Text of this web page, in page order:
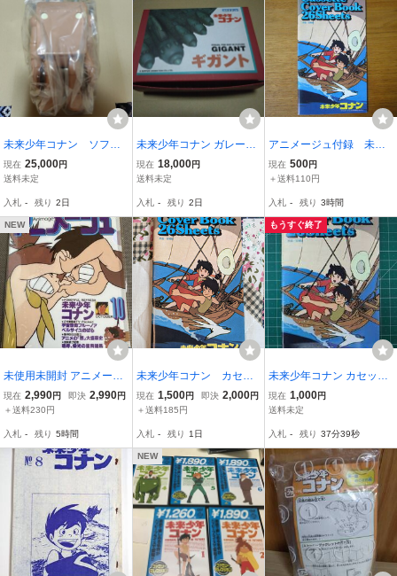
未来少年コナン ソフ
ビ KAIEDA 三鷹ジブリ
美術館 未開封 宮崎
ド イメージボードカラ
ー
現在 25,000円
送料未定
入札 - 残り 2日
未来少年コナン ガレージ
キット 未組立 レジンキッ
ト ギガント ALPHA バ
現在 18,000円
送料未定
入札 - 残り 2日
アニメージュ付録 未来
少年コナン カセットカ
バーBOOK
現在 500円
＋送料110円
入札 - 残り 3時間
NEW
未使用未開封 アニメージ
ュとジブリ展 未来少年コ
ナン クリアファイル＋復
#未来少年コナン #宮崎駿
#大塚康生
現在 2,990円 即決 2,990円
＋送料230円
入札 - 残り 5時間
未来少年コナン カセッ
トカバーブック２６シー
ト アニメージュ1982年
現在 1,500円 即決 2,000円
＋送料185円
入札 - 残り 1日
もうすぐ終了
未来少年コナン カセッ
ト・カバー・ブック 26シ
ート 宮崎駿 アニメージュ
●H5215
現在 1,000円
送料未定
入札 - 残り 37分38秒
NEW